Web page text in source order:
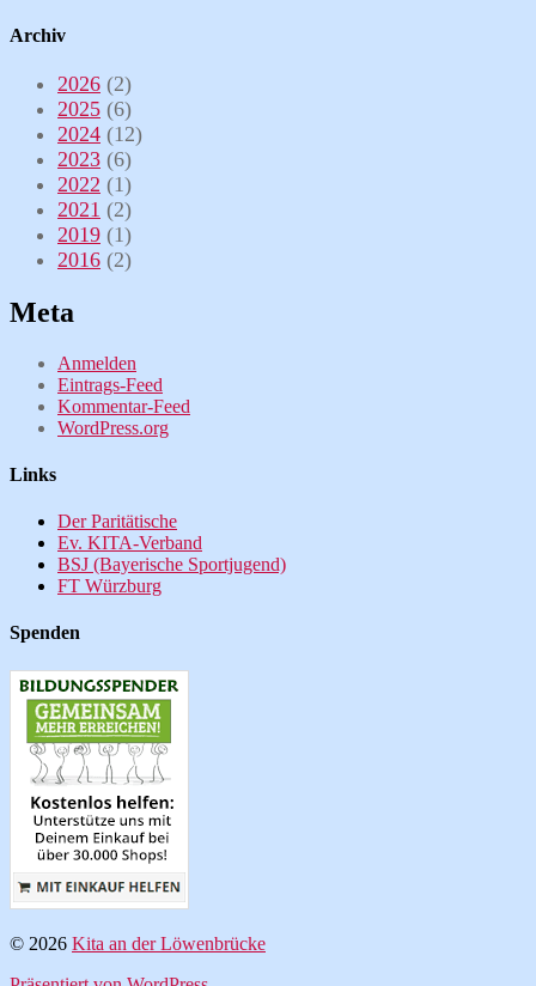
Archiv
2026 (2)
2025 (6)
2024 (12)
2023 (6)
2022 (1)
2021 (2)
2019 (1)
2016 (2)
Meta
Anmelden
Eintrags-Feed
Kommentar-Feed
WordPress.org
Links
Der Paritätische
Ev. KITA-Verband
BSJ (Bayerische Sportjugend)
FT Würzburg
Spenden
© 2026 Kita an der Löwenbrücke